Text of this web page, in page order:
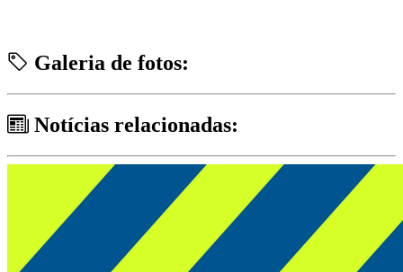
Galeria de fotos:
Notícias relacionadas: